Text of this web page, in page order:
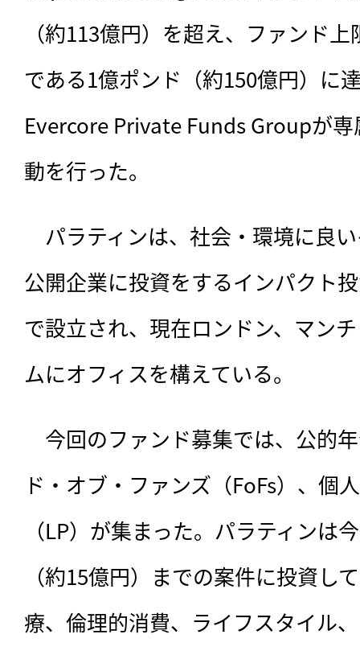
（約113億円）を超え、ファンド
である1億ポンド（約150億円）に
Evercore Private Funds Groupが
動を行った。
パラティンは、社会・環境に良
公開企業に投資をするインパクト
で設立され、現在ロンドン、マン
ムにオフィスを構えている。
今回のファンド募集では、公的
ド・オブ・ファンズ（FoFs）、個
（LP）が集まった。パラティンは
（約15億円）までの案件に投資し
療、倫理的消費、ライフスタイル